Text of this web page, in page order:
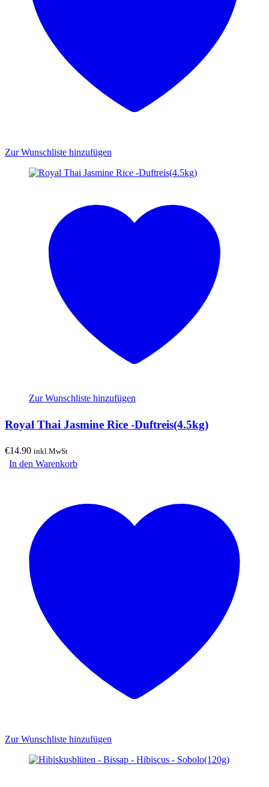
Zur Wunschliste hinzufügen
Zur Wunschliste hinzufügen
Royal Thai Jasmine Rice -Duftreis(4.5kg)
€14.90 inkl.MwSt
In den Warenkorb
Zur Wunschliste hinzufügen